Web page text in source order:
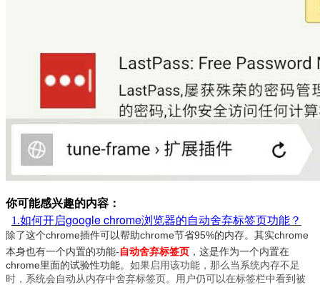
你可能感兴趣的内容：
1.如何开启google chrome浏览器的自动舍弃标签页功能？
除了这个chrome插件可以帮助chrome节省95%的内存。其实chrome
本身也有一个内置的功能-自动舍弃标签页 ，这是作为一个内置在
chrome里面的试验性功能。 如果启用该功能，那么当系统内存不足
时，系统会自动从内存中舍弃标签页。用户仍可以在标签栏中看到被